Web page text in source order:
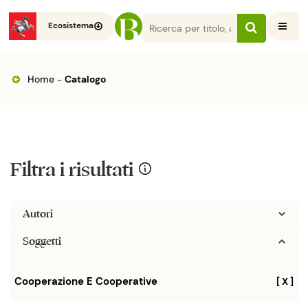
Ecosistema
Home- Catalogo
Filtra i risultati
Autori
Soggetti
Cooperazione E Cooperative [ X ]